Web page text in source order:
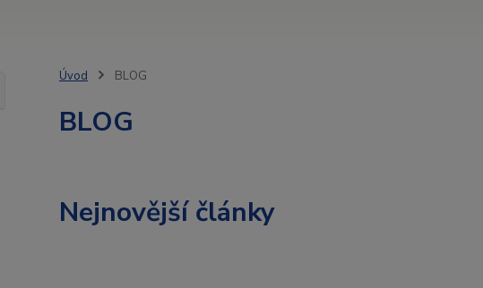
Úvod BLOG
BLOG
Nejnovější články